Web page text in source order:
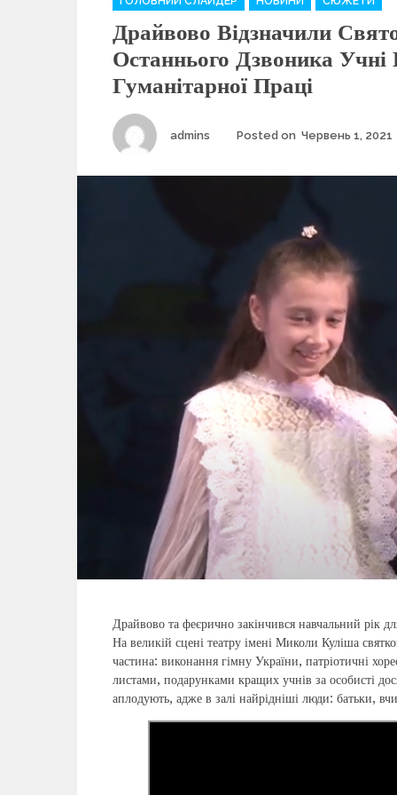
a
t
e
g
o
i
e
Драйвово Відзначили
Останнього Дзвоника
Гуманітарної Праці
Author
admins Posted on Червень 1, 2021
Драйвово та феєрично закінчився навчальний рік
На великій сцені театру імені Миколи Куліша
частина: виконання гімну України, патріотичні
листами, подарунками кращих учнів за особисті
аплодують, адже в залі найрідніші люди: батьки,